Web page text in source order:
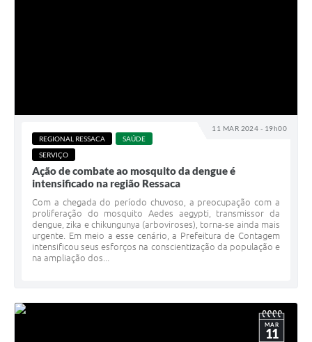
11 MAR 2024 - 19h00
REGIONAL RESSACA
SAÚDE
SERVIÇO
Ação de combate ao mosquito da dengue é
intensificado na região Ressaca
Com a chegada do período chuvoso, a preocupação com a
proliferação do mosquito Aedes aegypti, transmissor da
dengue, zika e chikungunya (arboviroses), torna-se ainda mais
urgente. Em meio a esse cenário, a Prefeitura de Contagem
intensificou seus esforços na conscientização da população e
na ampliação dos...
MAR
11